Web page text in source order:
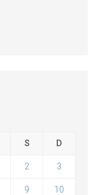
S D
2 3
9 10